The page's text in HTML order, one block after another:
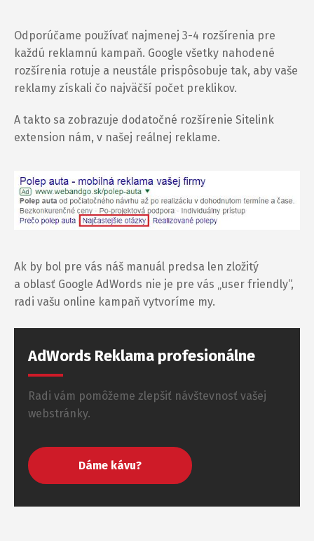
Odporúčame používať najmenej 3-4 rozšírenia pre
každú reklamnú kampaň. Google všetky nahodené
rozšírenia rotuje a neustále prispôsobuje tak, aby vaše
reklamy získali čo najväčší počet preklikov.
A takto sa zobrazuje dodatočné rozšírenie Sitelink
extension nám, v našej reálnej reklame.
Ak by bol pre vás náš manuál predsa len zložitý
a oblasť Google AdWords nie je pre vás „user friendly“,
radi vašu online kampaň vytvoríme my.
AdWords Reklama profesionálne
Radi vám pomôžeme zlepšiť návštevnosť vašej
webstránky.
Dáme kávu?